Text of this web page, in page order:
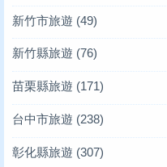
新竹市旅遊 (49)
新竹縣旅遊 (76)
苗栗縣旅遊 (171)
台中市旅遊 (238)
彰化縣旅遊 (307)